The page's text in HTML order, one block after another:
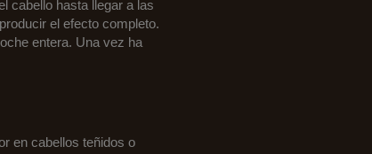
cabello hasta llegar a las
el efecto completo.
entera. Una vez ha
en cabellos teñidos o